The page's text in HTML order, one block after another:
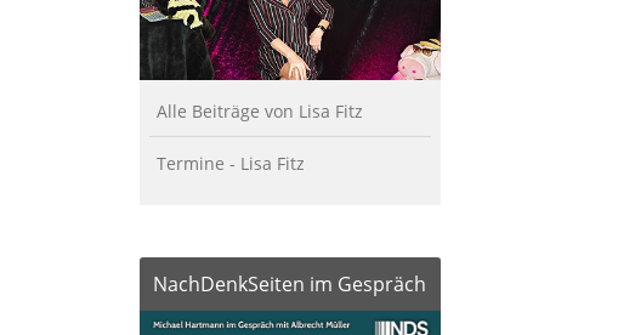
Alle Beiträge von Lisa Fitz
Termine - Lisa Fitz
NachDenkSeiten im Gespräch